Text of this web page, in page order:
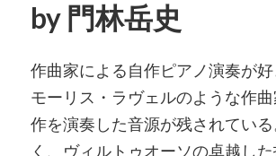
by 門林岳史
作曲家による自作ピアノ演奏が
モーリス・ラヴェルのような作
作を演奏した音源が残されてい
く、ヴィルトゥオーソの卓越し